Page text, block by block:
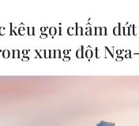
kêu gọi chấm
xung đột